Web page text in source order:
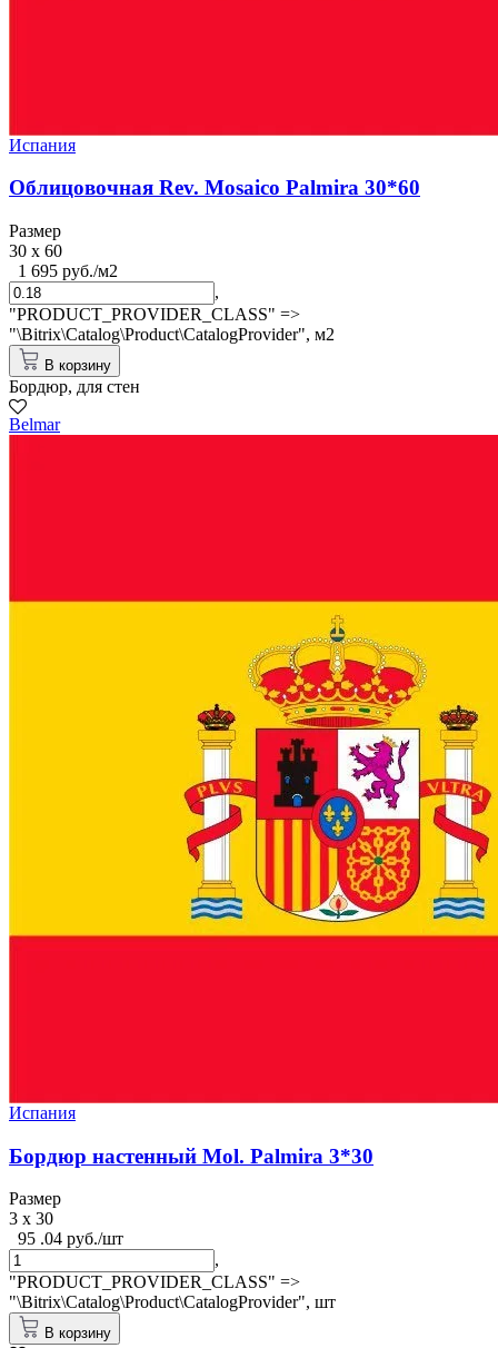
Испания
Облицовочная Rev. Mosaico Palmira 30*60
Размер
30 x 60
1 695 руб./м2
,
"PRODUCT_PROVIDER_CLASS" =>
"\Bitrix\Catalog\Product\CatalogProvider", м2
В корзину
Бордюр, для стен
Belmar
Испания
Бордюр настенный Mol. Palmira 3*30
Размер
3 x 30
95 .04 руб./шт
,
"PRODUCT_PROVIDER_CLASS" =>
"\Bitrix\Catalog\Product\CatalogProvider", шт
В корзину